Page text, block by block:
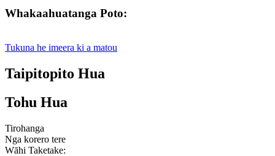
Whakaahuatanga Poto:
Tukuna he imeera ki a matou
Taipitopito Hua
Tohu Hua
Tirohanga
Nga korero tere
Wāhi Taketake: